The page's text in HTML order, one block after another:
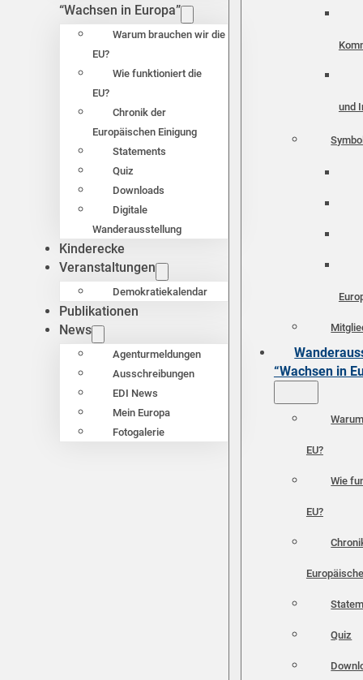
“Wachsen in Europa”
Warum brauchen wir die
EU?
Wie funktioniert die
EU?
Chronik der
Europäischen Einigung
Statements
Quiz
Downloads
Digitale
Wanderausstellung
Kinderecke
Veranstaltungen
Demokratiekalendar
Publikationen
News
Agenturmeldungen
Ausschreibungen
EDI News
Mein Europa
Fotogalerie
und
“Wachsen in
EU?
Wie
EU?
Quiz